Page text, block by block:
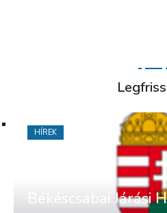
Békéscsabai Járási
HÍREK